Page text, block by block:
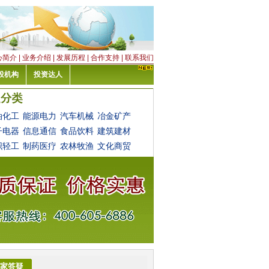
简介 业务介绍 发展历程 合作支持
联系我们
机构
投资达人
化工 能源电力 汽车机械 冶金矿产
电器 信息通信 食品饮料 建筑建材
轻工 制药医疗 农林牧渔 文化商贸
答疑